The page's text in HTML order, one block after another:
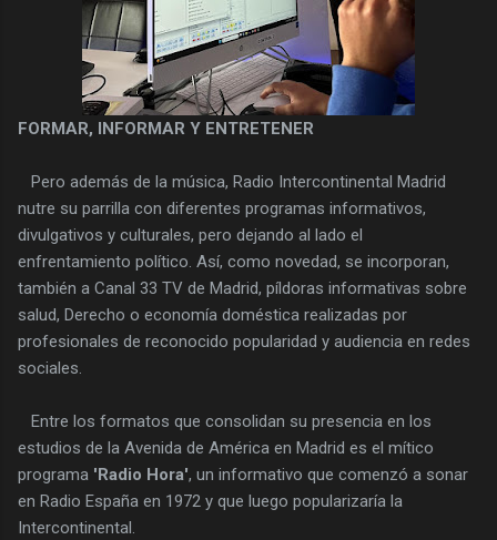
FORMAR, INFORMAR Y ENTRETENER
Pero además de la música, Radio Intercontinental Madrid
nutre su parrilla con diferentes programas informativos,
divulgativos y culturales, pero dejando al lado el
enfrentamiento político. Así, como novedad, se incorporan,
también a Canal 33 TV de Madrid, píldoras informativas sobre
salud, Derecho o economía doméstica realizadas por
profesionales de reconocido popularidad y audiencia en redes
sociales.
Entre los formatos que consolidan su presencia en los
estudios de la Avenida de América en Madrid es el mítico
programa 'Radio Hora', un informativo que comenzó a sonar
en Radio España en 1972 y que luego popularizaría la
Intercontinental.